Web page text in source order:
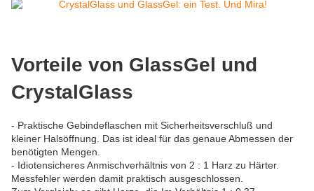
Vorteile von GlassGel und
CrystalGlass
- Praktische Gebindeflaschen mit Sicherheitsverschluß und
kleiner Halsöffnung. Das ist ideal für das genaue Abmessen der
benötigten Mengen.
- Idiotensicheres Anmischverhältnis von 2 : 1 Harz zu Härter.
Messfehler werden damit praktisch ausgeschlossen.